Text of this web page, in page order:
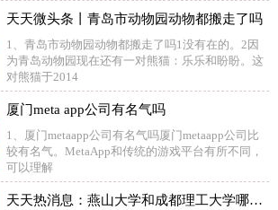
天天微头条丨青岛市动物园动物都搬走了吗
1、青岛市动物园动物都搬走了吗1没有在的。2因
为青岛动物园现在还有一对熊猫：乐乐和盼盼。这
对熊猫于2014
厦门meta app公司有名气吗
1、厦门metaapp公司有名气吗厦门metaapp公司比
较有名气。MetaApp和传统的游戏平台有所不同，
可以理解
天天热消息：燕山大学和成都理工大学哪个好